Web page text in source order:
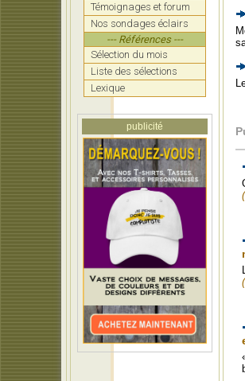
Témoignages et forum
Nos sondages éclairs
--- Références ---
Sélection du mois
Liste des sélections
Lexique
publicité